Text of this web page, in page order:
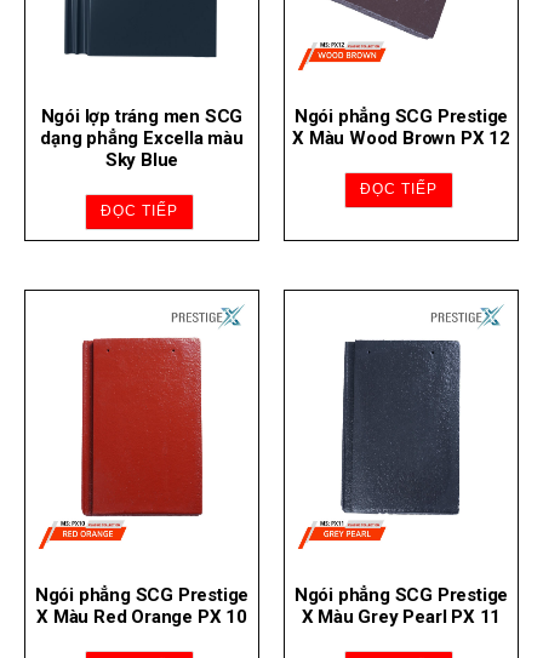
Ngói lợp tráng men SCG
dạng phẳng Excella màu
Sky Blue
ĐỌC TIẾP
Ngói phẳng SCG Prestige
X Màu Wood Brown PX 12
ĐỌC TIẾP
Ngói phẳng SCG Prestige
X Màu Red Orange PX 10
Ngói phẳng SCG Prestige
X Màu Grey Pearl PX 11